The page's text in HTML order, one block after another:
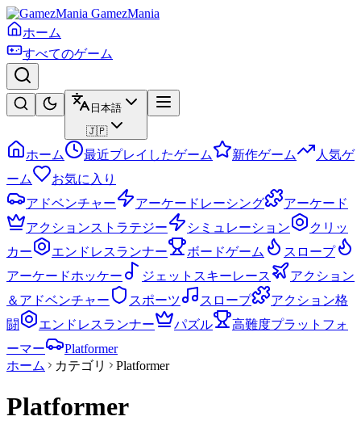
GamezMania
ホーム
すべてのゲーム
日本語
🇯🇵
ホーム 最近プレイしたゲーム 新作ゲーム
人気ゲ
ーム
お気に入り
アドベンチャー
アーケードレーシング
アーケード
アクションストラテジー
シミュレーション
クリッ
カー
エンドレスランナー ボードゲーム
スロープ
アーケードホッケー
ジェットスキーレース
アクション
＆アドベンチャー
スポーツ スロープ
アクション格
闘
エンドレスランナー パズル
高難度プラットフォ
ーマー
Platformer
ホーム
カテゴリ Platformer
Platformer